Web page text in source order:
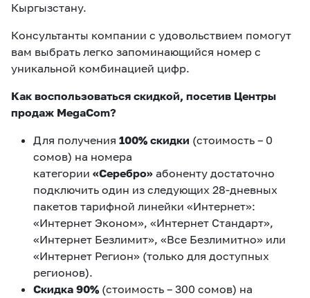
Кыргызстану.
Консультанты компании с удовольствием помогут
вам выбрать легко запоминающийся номер с
уникальной комбинацией цифр.
Как воспользоваться скидкой, посетив Центры
продаж MegaCom?
Для получения 100% скидки (стоимость – 0
сомов) на номера
категории «Серебро» абоненту достаточно
подключить один из следующих 28-дневных
пакетов тарифной линейки «Интернет»:
«Интернет Эконом», «Интернет Стандарт»,
«Интернет Безлимит», «Все Безлимитно» или
«Интернет Регион» (только для доступных
регионов).
Скидка 90% (стоимость – 300 сомов) на